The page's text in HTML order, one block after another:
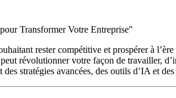
Transformer Votre Entreprise"
rester compétitive et prospérer à
révolutionner votre façon de travailler,
stratégies avancées, des outils d’IA et